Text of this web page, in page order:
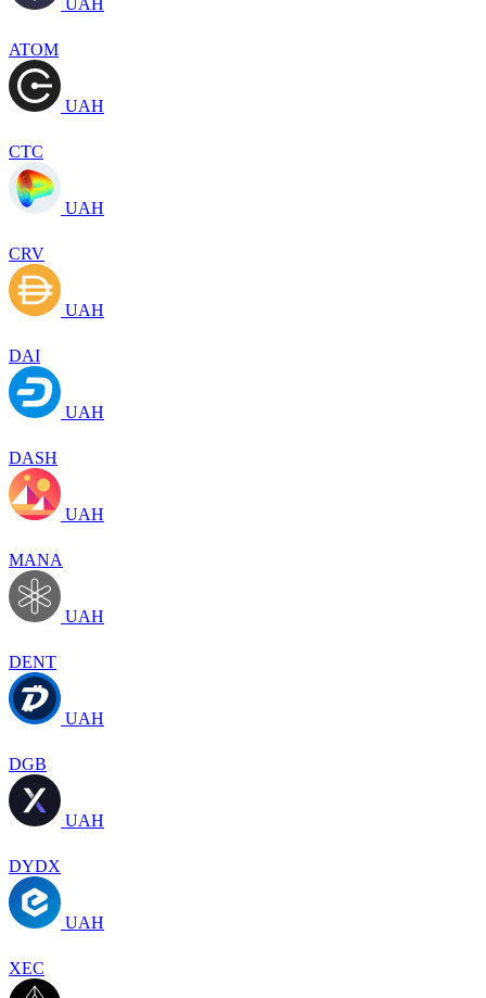
ATOM
UAH
CTC
UAH
CRV
UAH
DAI
UAH
DASH
UAH
MANA
UAH
DENT
UAH
DGB
UAH
DYDX
UAH
XEC